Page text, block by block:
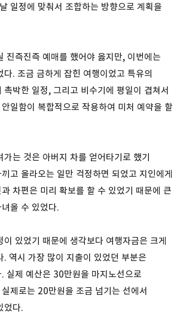
일정에 맞춰서 조합하는 방향으로 계획을
진즉진즉 예매를 했어야 옳지만, 이번에는
다. 조금 금하게 잡힌 여행이었고 특유의
촉박한 일정, 그리고 비수기에 평일이 겹쳐서
일함이 복합적으로 작용하여 미처 예약을 할
가는 것은 아버지 차를 얻어타기로 했기
고 올라오는 일만 걱정하면 되었고 지인에게
차편은 미리 확보를 할 수 있었기 때문에 큰
올 수 있었다.
이 있었기 때문에 생각보다 여행자금은 크게
. 역시 가장 많이 지출이 있었던 부분은
실제 예산은 30만원을 마지노선으로
제로는 20만원을 조금 넘기는 선에서
었다.